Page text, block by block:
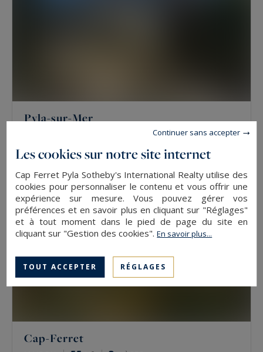
Pyla-sur-Mer
VENDU
Cap-Ferret
Les cookies sur notre site internet
Cap Ferret Pyla Sotheby's International Realty utilise des
cookies pour personnaliser le contenu et vous offrir une
expérience sur mesure. Vous pouvez gérer vos
préférences et en savoir plus en cliquant sur "Réglages"
et à tout moment dans le pied de page du site en
cliquant sur "Gestion des cookies".En savoir plus...
TOUT ACCEPTER RÉGLAGES
Continuer sans accepter